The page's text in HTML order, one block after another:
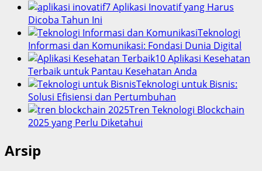
7 Aplikasi Inovatif yang Harus
Dicoba Tahun Ini
Teknologi
Informasi dan Komunikasi: Fondasi Dunia Digital
10 Aplikasi Kesehatan
Terbaik untuk Pantau Kesehatan Anda
Teknologi untuk Bisnis:
Solusi Efisiensi dan Pertumbuhan
Tren Teknologi Blockchain
2025 yang Perlu Diketahui
Arsip